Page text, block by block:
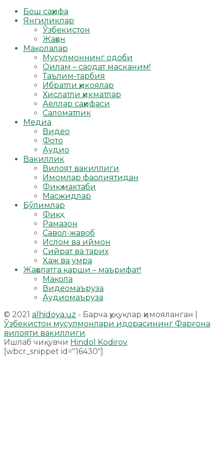
Бош саҳифа
Янгиликлар
Ўзбекистон
Жаҳон
Мақолалар
Мусулмоннинг одоби
Оилам – саодат масканим!
Таълим-тарбия
Ибратли ҳикоялар
Хислатли ҳикматлар
Аёллар саҳифаси
Саломатлик
Медиа
Видео
Фото
Аудио
Вакиллик
Вилоят вакиллиги
Имомлар фаолиятидан
Фиқҳ мактаби
Масжидлар
Бўлимлар
Фиқҳ
Рамазон
Савол-жавоб
Ислом ва иймон
Сийрат ва тарих
Ҳаж ва умра
Жаҳолатга қарши – маърифат!
Мақола
Видеомаъруза
Аудиомаъруза
© 2021 alhidoya.uz - Барча ҳуқуқлар ҳимояланган |
Ўзбекистон мусулмонлари идорасининг Фарғона
вилояти вакиллиги.
Ишлаб чиқувчи Hindol Kodirov.
[wbcr_snippet id="16430"]